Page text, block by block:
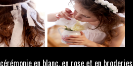
en blanc, en rose et en broderies